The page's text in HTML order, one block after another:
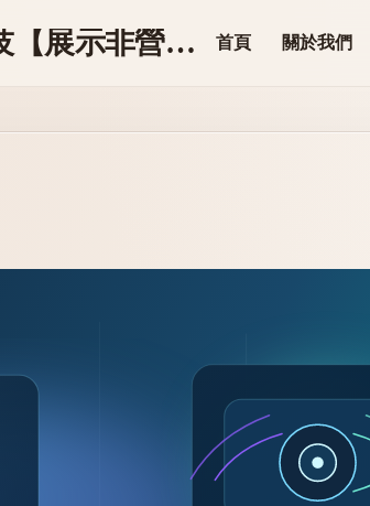
ModuleCore 科技【展示非營業】 首頁 關於我們